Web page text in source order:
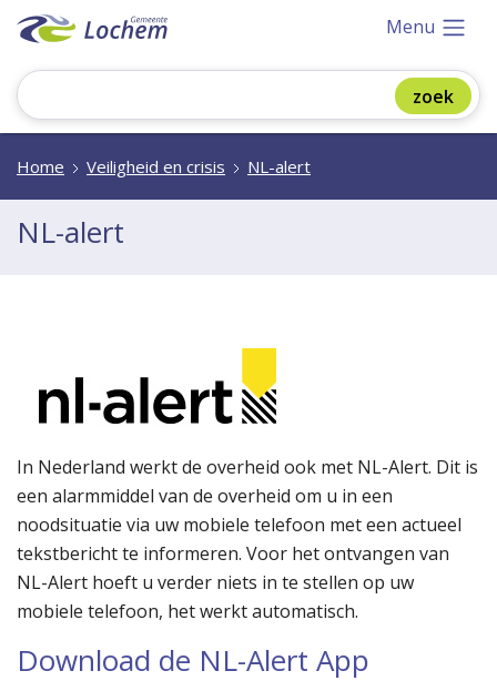
Menu
Home Veiligheid en crisis NL-alert
NL-alert
In Nederland werkt de overheid ook met NL-Alert. Dit is
een alarmmiddel van de overheid om u in een
noodsituatie via uw mobiele telefoon met een actueel
tekstbericht te informeren. Voor het ontvangen van
NL-Alert hoeft u verder niets in te stellen op uw
mobiele telefoon, het werkt automatisch.
Download de NL-Alert App